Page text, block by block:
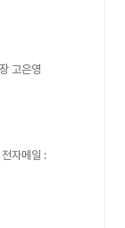
고은영
자메일 :